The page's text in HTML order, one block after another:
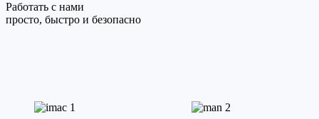
Работать с нами
просто, быстро и безопасно
1
2